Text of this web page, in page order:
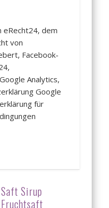
eRecht24, dem
von
Facebook-
Analytics,
Google
für
Saft Sirup
Fruchtsaft